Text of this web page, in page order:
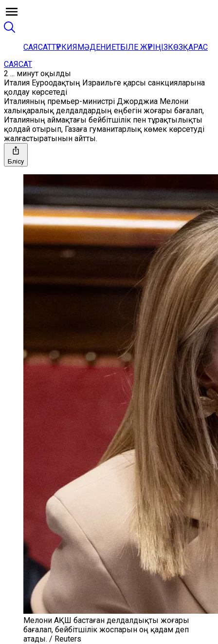
САЯСАТТҮРКИЯМӘДЕНИЕТБІЛЕ ЖҮРІҢІЗКӨЗҚАРАС
САЯСАТ
2 ... минут оқылды
Италия Еуроодақтың Израильге қарсы санкцияларына
қолдау көрсетеді
Италияның премьер-министрі Джорджиа Мелони
халықаралық делдалдардың еңбегін жоғары бағалап,
Италияның аймақтағы бейбітшілік пен тұрақтылықты
қолдай отырып, Газаға гуманитарлық көмек көрсетуді
жалғастыратынын айтты.
Бөлісу
Мелони АҚШ бастаған делдалдықты жоғары
бағалап, бейбітшілік жоспарын оң қадам деп
атады. / Reuters